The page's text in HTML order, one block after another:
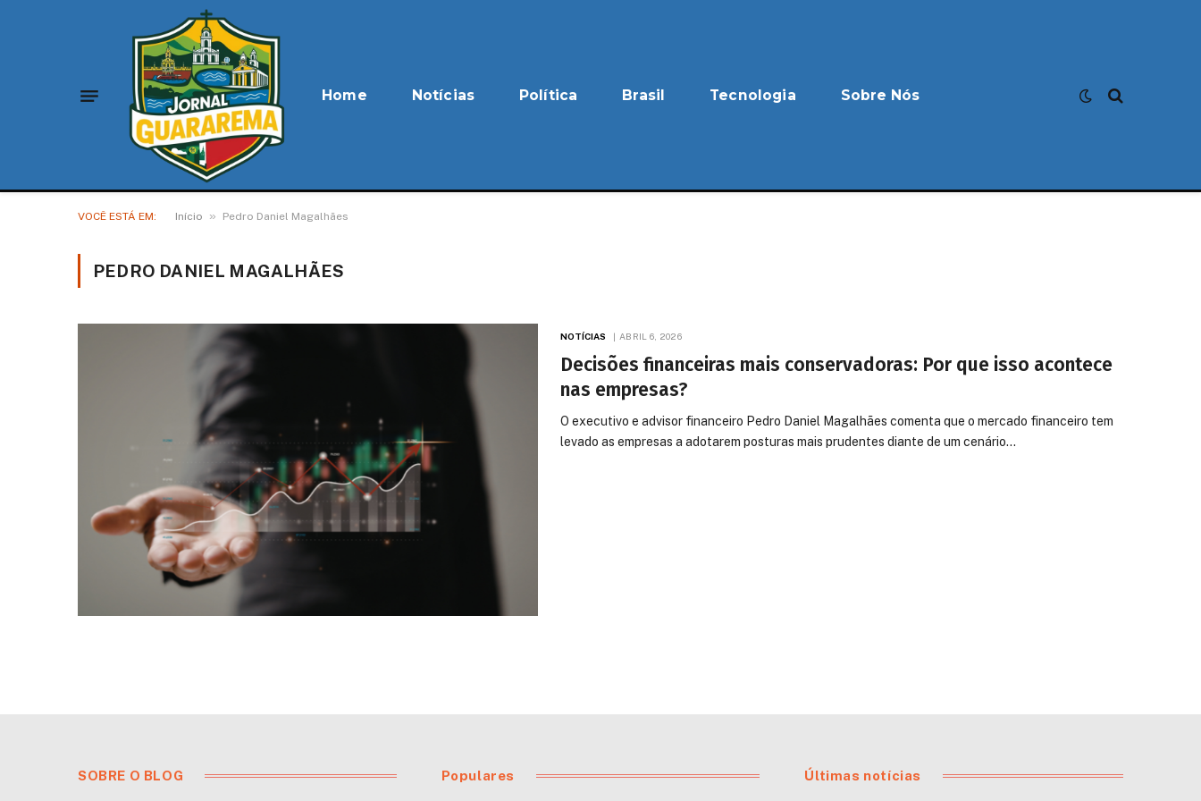
Home Notícias Política Brasil Tecnologia Sobre Nós
VOCÊ ESTÁ EM: Início » Pedro Daniel Magalhães
PEDRO DANIEL MAGALHÃES
NOTÍCIAS ABRIL 6, 2026
Decisões financeiras mais conservadoras: Por que isso acontece
nas empresas?
O executivo e advisor financeiro Pedro Daniel Magalhães comenta que o mercado financeiro tem
levado as empresas a adotarem posturas mais prudentes diante de um cenário…
SOBRE O BLOG Populares Últimas notícias